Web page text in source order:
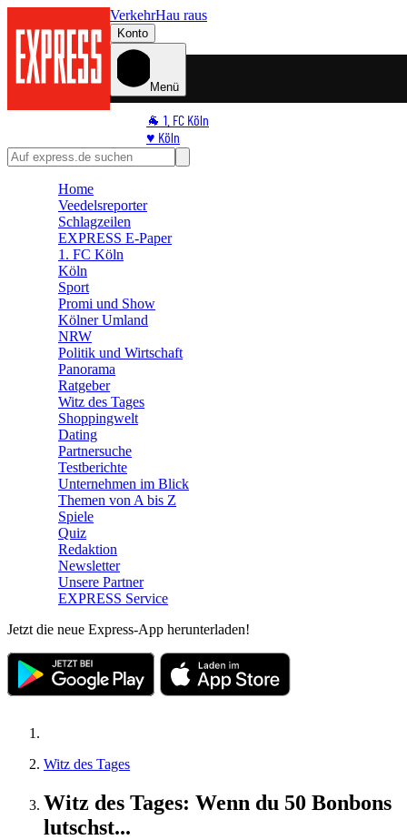
VerkehrHau raus
Konto
Menü
🐐 1. FC Köln
♥️ Köln
⭐ Promi
🛒 Shoppingwelt
Home
Veedelsreporter
Schlagzeilen
EXPRESS E-Paper
1. FC Köln
Köln
Sport
Promi und Show
Kölner Umland
NRW
Politik und Wirtschaft
Panorama
Ratgeber
Witz des Tages
Shoppingwelt
Dating
Partnersuche
Testberichte
Unternehmen im Blick
Themen von A bis Z
Spiele
Quiz
Redaktion
Newsletter
Unsere Partner
EXPRESS Service
Jetzt die neue Express-App herunterladen!
Witz des Tages
Witz des Tages: Wenn du 50 Bonbons
lutschst...